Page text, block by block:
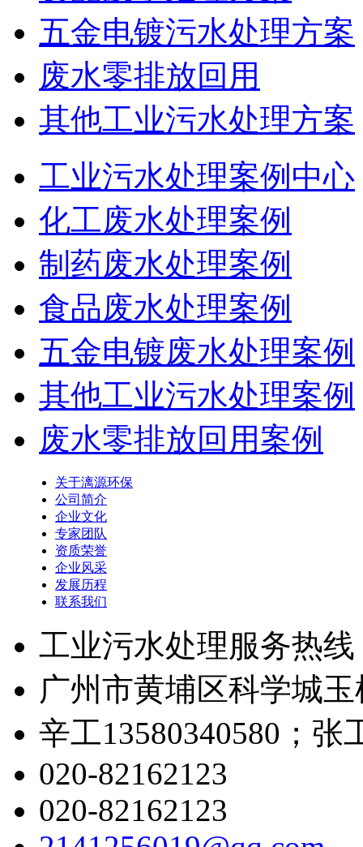
五金电镀污水处理方案
废水零排放回用
其他工业污水处理方案
工业污水处理案例中心
化工废水处理案例
制药废水处理案例
食品废水处理案例
五金电镀废水处理案例
其他工业污水处理案例
废水零排放回用案例
关于漓源环保
公司简介
企业文化
专家团队
资质荣誉
企业风采
发展历程
联系我们
工业污水处理服务热线
广州市黄埔区科学城
辛工13580340580；张
020-82162123
020-82162123